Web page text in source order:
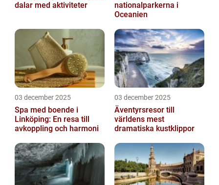
dalar med aktiviteter
nationalparkerna i
Oceanien
03 december 2025
Spa med boende i
Linköping: En resa till
avkoppling och harmoni
03 december 2025
Äventyrsresor till
världens mest
dramatiska kustklippor